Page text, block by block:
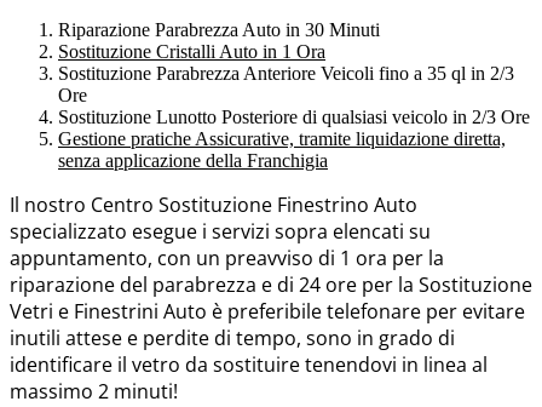
Riparazione Parabrezza Auto in 30 Minuti
Sostituzione Cristalli Auto in 1 Ora
Sostituzione Parabrezza Anteriore Veicoli fino a 35 ql in 2/3
Ore
Sostituzione Lunotto Posteriore di qualsiasi veicolo in 2/3 Ore
Gestione pratiche Assicurative, tramite liquidazione diretta,
senza applicazione della Franchigia
Il nostro Centro Sostituzione Finestrino Auto
specializzato esegue i servizi sopra elencati su
appuntamento, con un preavviso di 1 ora per la
riparazione del parabrezza e di 24 ore per la Sostituzione
Vetri e Finestrini Auto è preferibile telefonare per evitare
inutili attese e perdite di tempo, sono in grado di
identificare il vetro da sostituire tenendovi in linea al
massimo 2 minuti!